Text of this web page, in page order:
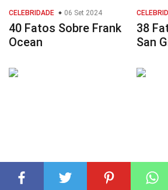
CELEBRIDADE 06 Set 2024
40 Fatos Sobre Frank
Ocean
38
San
CIDADES